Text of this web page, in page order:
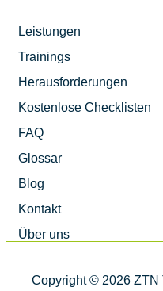
Leistungen
Trainings
Herausforderungen
Kostenlose Checklisten
FAQ
Glossar
Blog
Kontakt
Über uns
Copyright © 2026 ZTN